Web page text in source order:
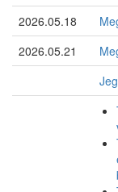
2026.05.18
2026.05.21